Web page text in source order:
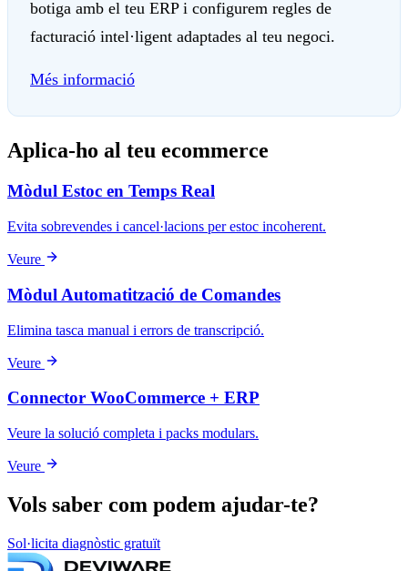
botiga amb el teu ERP i configurem regles de
facturació intel·ligent adaptades al teu negoci.
Més informació
Aplica-ho al teu ecommerce
Mòdul Estoc en Temps Real
Evita sobrevendes i cancel·lacions per estoc incoherent.
Veure
Mòdul Automatització de Comandes
Elimina tasca manual i errors de transcripció.
Veure
Connector WooCommerce + ERP
Veure la solució completa i packs modulars.
Veure
Vols saber com podem ajudar-te?
Sol·licita diagnòstic gratuït